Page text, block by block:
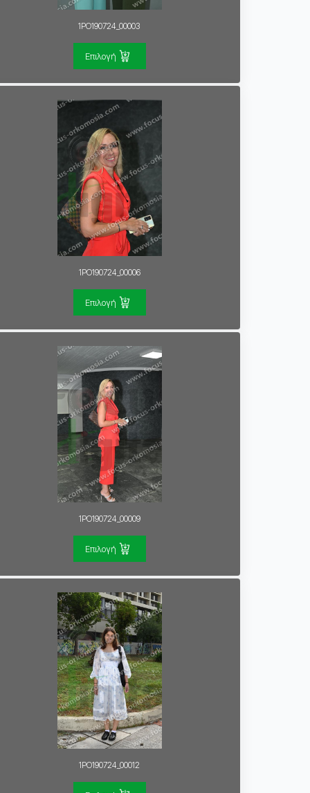
1PO190724_00003
Επιλογή
1PO190724_00006
Επιλογή
1PO190724_00009
Επιλογή
1PO190724_00012